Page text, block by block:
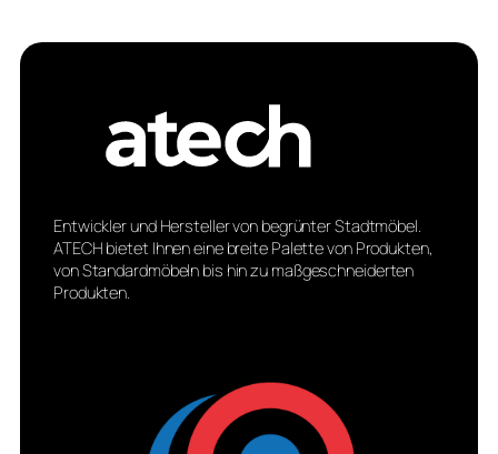
Entwickler und Hersteller von begrünter Stadtmöbel.
ATECH bietet Ihnen eine breite Palette von Produkten,
von Standardmöbeln bis hin zu maßgeschneiderten
Produkten.